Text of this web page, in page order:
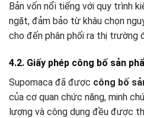
Bản vốn nổi tiếng với quy trình
ngặt, đảm bảo từ khâu chọn
cho đến phân phối ra thị trường
4.2. Giấy phép công bố sản
Supomaca đã được công bố
của cơ quan chức năng, minh
lượng và công dụng đều được